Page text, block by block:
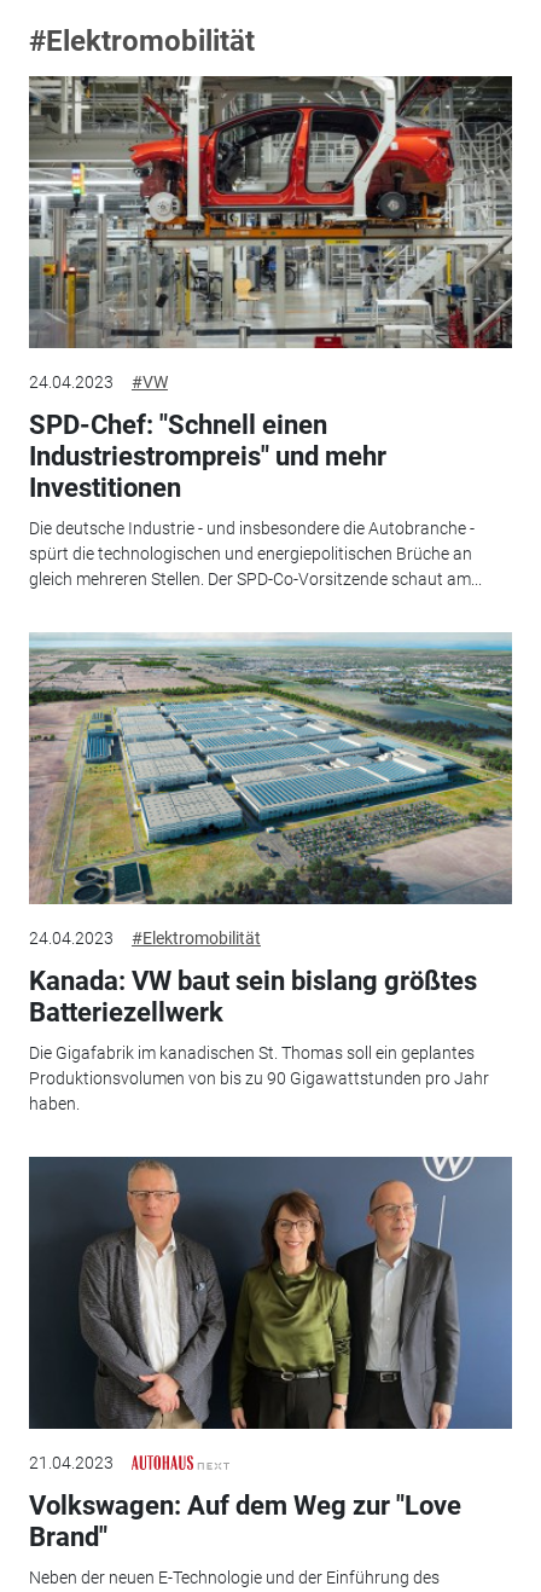
#Elektromobilität
24.04.2023 #VW
SPD-Chef: "Schnell einen
Industriestrompreis" und mehr
Investitionen
Die deutsche Industrie - und insbesondere die Autobranche -
spürt die technologischen und energiepolitischen Brüche an
gleich mehreren Stellen. Der SPD-Co-Vorsitzende schaut am...
24.04.2023 #Elektromobilität
Kanada: VW baut sein bislang größtes
Batteriezellwerk
Die Gigafabrik im kanadischen St. Thomas soll ein geplantes
Produktionsvolumen von bis zu 90 Gigawattstunden pro Jahr
haben.
21.04.2023
Volkswagen: Auf dem Weg zur "Love
Brand"
Neben der neuen E-Technologie und der Einführung des